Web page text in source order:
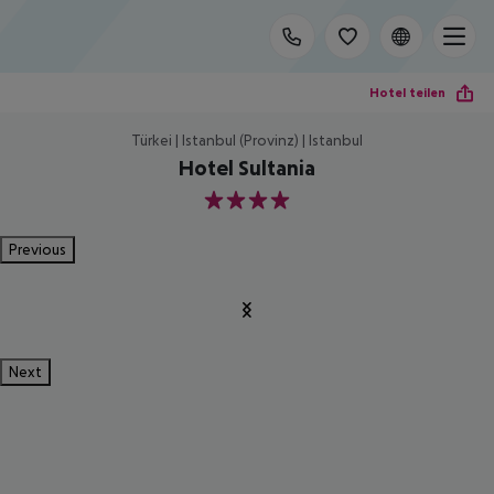
Hotel teilen
Türkei | Istanbul (Provinz) | Istanbul
Hotel Sultania
4
Previous
Next